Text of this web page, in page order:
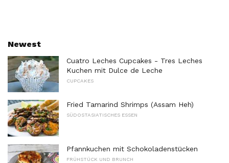
Newest
Cuatro Leches Cupcakes - Tres Leches
Kuchen mit Dulce de Leche
CUPCAKES
Fried Tamarind Shrimps (Assam Heh)
SÜDOSTASIATISCHES ESSEN
Pfannkuchen mit Schokoladenstücken
FRÜHSTÜCK UND BRUNCH